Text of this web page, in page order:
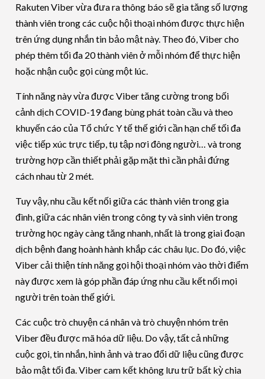
Rakuten Viber vừa đưa ra thông báo sẽ gia tăng số lượng
thành viên trong các cuộc hội thoại nhóm được thực hiện
trên ứng dụng nhắn tin bảo mật này. Theo đó, Viber cho
phép thêm tối đa 20 thành viên ở mỗi nhóm để thực hiện
hoặc nhận cuộc gọi cùng một lúc.
Tính năng này vừa được Viber tăng cường trong bối
cảnh dịch COVID-19 đang bùng phát toàn cầu và theo
khuyến cáo của Tổ chức Y tế thế giới cần hạn chế tối đa
việc tiếp xúc trực tiếp, tụ tập nơi đông người… và trong
trường hợp cần thiết phải gặp mặt thì cần phải đứng
cách nhau từ 2 mét.
Tuy vậy, nhu cầu kết nối giữa các thành viên trong gia
đình, giữa các nhân viên trong công ty và sinh viên trong
trường học ngày càng tăng nhanh, nhất là trong giai đoạn
dịch bệnh đang hoành hành khắp các châu lục. Do đó, việc
Viber cải thiện tính năng gọi hội thoại nhóm vào thời điểm
này được xem là góp phần đáp ứng nhu cầu kết nối mọi
người trên toàn thế giới.
Các cuộc trò chuyện cá nhân và trò chuyện nhóm trên
Viber đều được mã hóa dữ liệu. Do vậy, tất cả những
cuộc gọi, tin nhắn, hình ảnh và trao đổi dữ liệu cũng được
bảo mật tối đa. Viber cam kết không lưu trữ bất kỳ chia